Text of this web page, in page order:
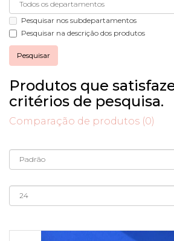
Pesquisar nos subdepartamentos
Pesquisar na descrição dos produtos
Produtos que
critérios de pesquisa.
Comparação de produtos (0)